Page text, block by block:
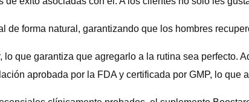
de forma natural, garantizando que los hombres
que garantiza que agregarlo a la rutina sea perfecto.
aprobada por la FDA y certificada por GMP, lo que